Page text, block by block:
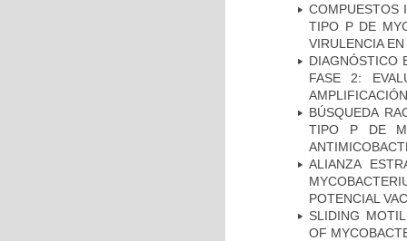
COMPUESTOS
TIPO P DE
VIRULENCIA
DIAGNÓSTICO
FASE 2:
BÚSQUEDA
TIPO P DE
ALIANZA
POTENCIAL
SLIDING
OF